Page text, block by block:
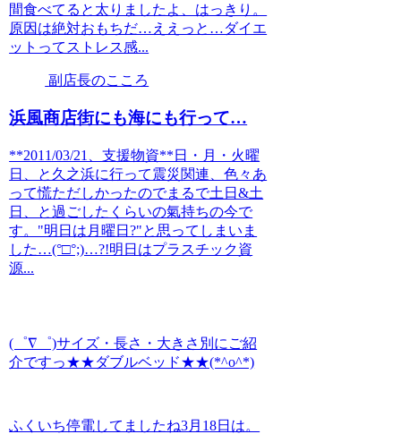
間食べてると太りましたよ、はっきり。
原因は絶対おもちだ…ええっと…ダイエ
ットってストレス感...
副店長のこころ
浜風商店街にも海にも行って…
**2011/03/21、支援物資**日・月・火曜
日、と久之浜に行って震災関連、色々あ
って慌ただしかったのでまるで土日&土
日、と過ごしたくらいの氣持ちの今で
す。"明日は月曜日?"と思ってしまいま
した…(°□°;)…?!明日はプラスチック資
源...
(゜∇゜)サイズ・長さ・大きさ別にご紹
介ですっ★★ダブルベッド★★(*^o^*)
ふくいち停電してましたね3月18日は。